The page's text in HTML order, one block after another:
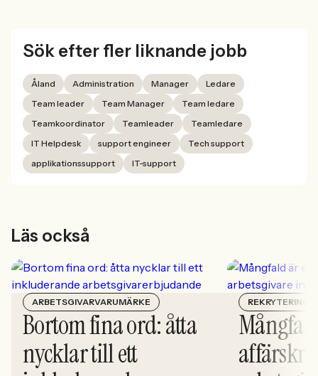
Sök efter fler liknande jobb
Åland Administration Manager
Ledare
Team leader
Team Manager
Team ledare
Teamkoordinator
Teamleader
Teamledare
IT Helpdesk
support engineer
Tech support
applikationssupport
IT-support
Läs också
ARBETSGIVARVARUMÄRKE
Bortom fina ord: åtta
nycklar till ett
REKRYTERING